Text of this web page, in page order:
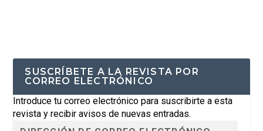
SUSCRÍBETE A LA REVISTA POR
CORREO ELECTRÓNICO
Introduce tu correo electrónico para suscribirte a esta
revista y recibir avisos de nuevas entradas.